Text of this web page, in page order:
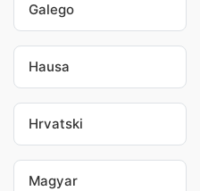
Galego
Hausa
Hrvatski
Magyar